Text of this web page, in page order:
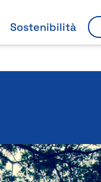
Sostenibilità